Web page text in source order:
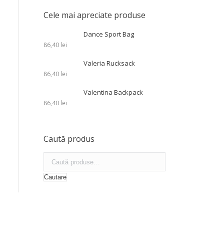
Cele mai apreciate produse
Dance Sport Bag
86,40 lei
Valeria Rucksack
86,40 lei
Valentina Backpack
86,40 lei
Caută produs
Cautare